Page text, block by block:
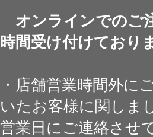
オンラインでのご
時間受け付けており
・店舗営業時間外に
いたお客様に関しま
営業日にご連絡させ